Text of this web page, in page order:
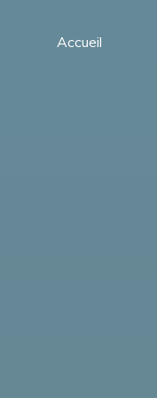
Accueil